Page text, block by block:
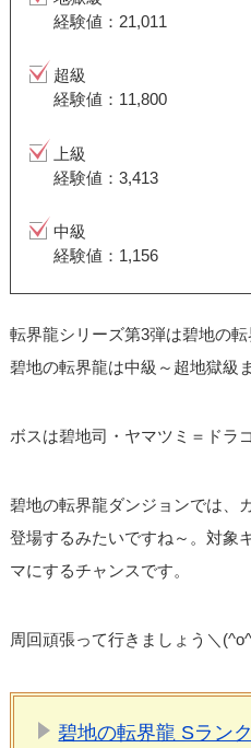
経験値：21,011
超級
経験値：11,800
上級
経験値：3,413
中級
経験値：1,156
転界龍シリーズ第3弾は碧地の転
碧地の転界龍は中級～超地獄級
ボスは碧地司・ヤマツミ＝ドラ
碧地の転界龍ダンジョンでは、
登場するみたいですね～。対象
マにするチャンスです。
周回頑張って行きましょう＼
碧地の転界龍 Sラン